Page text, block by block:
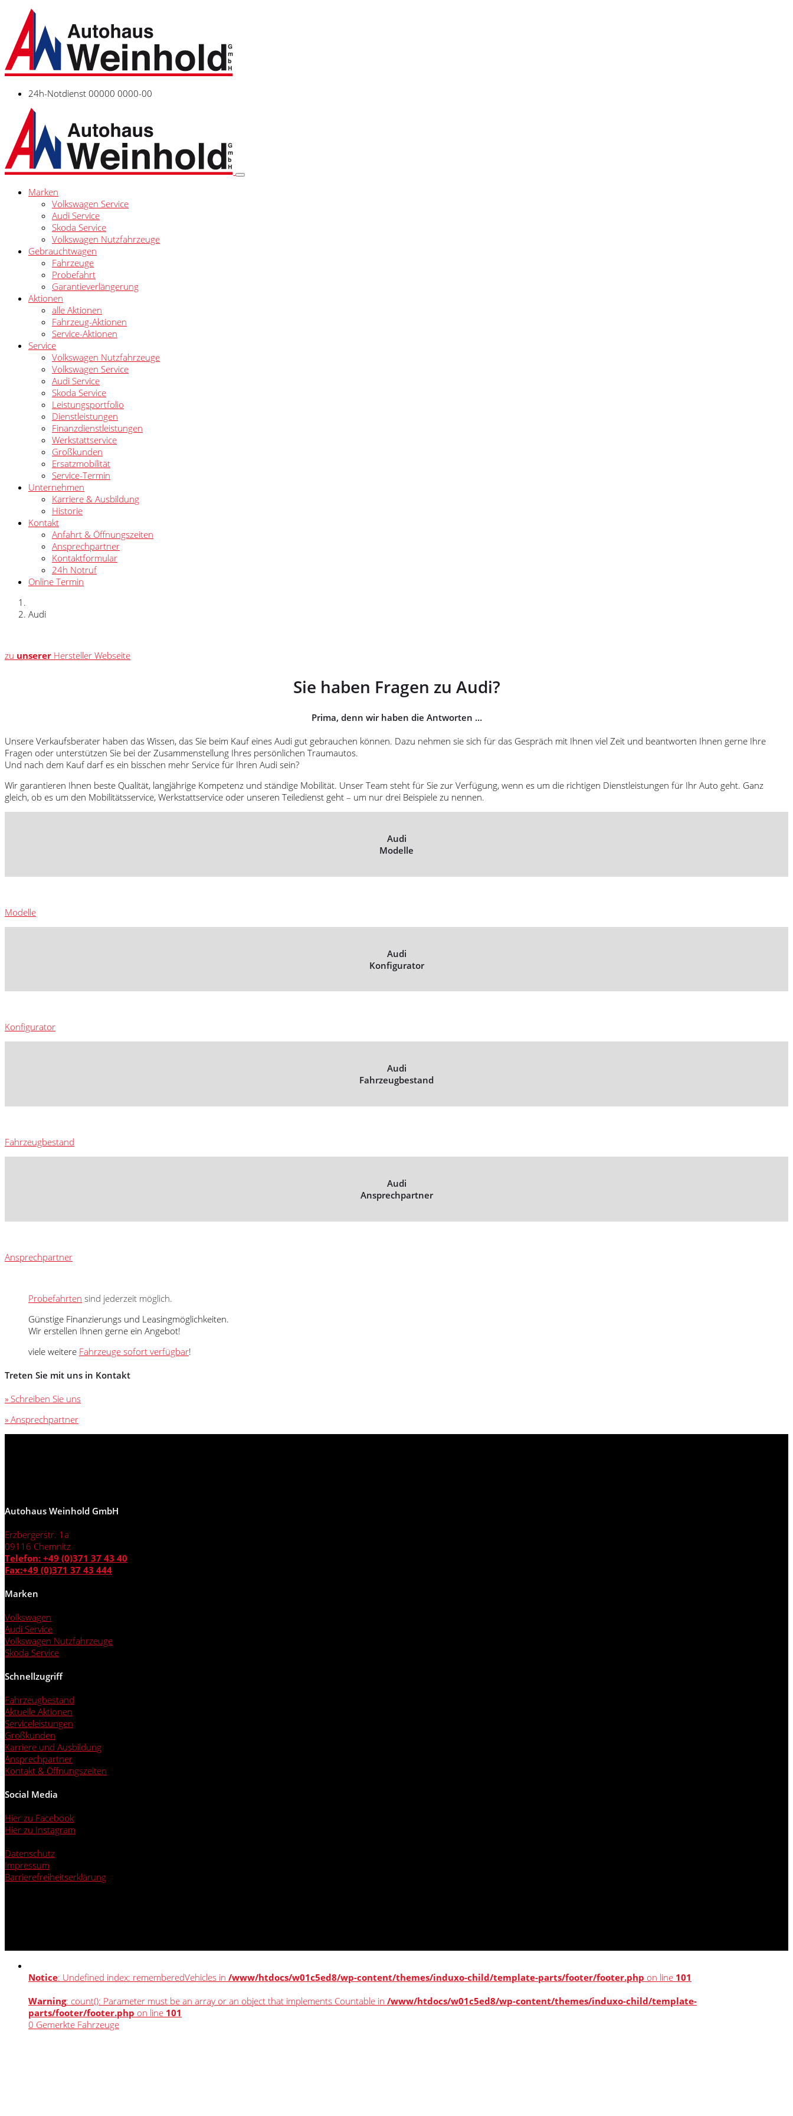
24h-Notdienst 00000 0000-00
Marken
Volkswagen Service
Audi Service
Skoda Service
Volkswagen Nutzfahrzeuge
Gebrauchtwagen
Fahrzeuge
Probefahrt
Garantieverlängerung
Aktionen
alle Aktionen
Fahrzeug-Aktionen
Service-Aktionen
Service
Volkswagen Nutzfahrzeuge
Volkswagen Service
Audi Service
Skoda Service
Leistungsportfolio
Dienstleistungen
Finanzdienstleistungen
Werkstattservice
Großkunden
Ersatzmobilität
Service-Termin
Unternehmen
Karriere & Ausbildung
Historie
Kontakt
Anfahrt & Öffnungszeiten
Ansprechpartner
Kontaktformular
24h Notruf
Online Termin
Audi
zu unserer Hersteller Webseite
Sie haben Fragen zu Audi?
Prima, denn wir haben die Antworten …
Unsere Verkaufsberater haben das Wissen, das Sie beim Kauf eines Audi gut gebrauchen können. Dazu nehmen sie sich für das Gespräch mit Ihnen viel Zeit und beantworten Ihnen gerne Ihre
Fragen oder unterstützen Sie bei der Zusammenstellung Ihres persönlichen Traumautos.
Und nach dem Kauf darf es ein bisschen mehr Service für Ihren Audi sein?
Wir garantieren Ihnen beste Qualität, langjährige Kompetenz und ständige Mobilität. Unser Team steht für Sie zur Verfügung, wenn es um die richtigen Dienstleistungen für Ihr Auto geht. Ganz
gleich, ob es um den Mobilitätsservice, Werkstattservice oder unseren Teiledienst geht – um nur drei Beispiele zu nennen.
Audi
Modelle
Modelle
Audi
Konfigurator
Konfigurator
Audi
Fahrzeugbestand
Fahrzeugbestand
Audi
Ansprechpartner
Ansprechpartner
Probefahrten sind jederzeit möglich.
Günstige Finanzierungs und Leasingmöglichkeiten.
Wir erstellen Ihnen gerne ein Angebot!
viele weitere Fahrzeuge sofort verfügbar!
Treten Sie mit uns in Kontakt
» Schreiben Sie uns
» Ansprechpartner
Autohaus Weinhold GmbH
Erzbergerstr. 1a
09116 Chemnitz
Telefon: +49 (0)371 37 43 40
Fax:+49 (0)371 37 43 444
Marken
Volkswagen
Audi Service
Volkswagen Nutzfahrzeuge
Skoda Service
Schnellzugriff
Fahrzeugbestand
Aktuelle Aktionen
Serviceleistungen
Großkunden
Karriere und Ausbildung
Ansprechpartner
Kontakt & Öffnungszeiten
Social Media
Hier zu Facebook
Hier zu Instagram
Datenschutz
Impressum
Barrierefreiheitserklärung
Notice: Undefined index: rememberedVehicles in /www/htdocs/w01c5ed8/wp-content/themes/induxo-child/template-parts/footer/footer.php on line 101
Warning: count(): Parameter must be an array or an object that implements Countable in /www/htdocs/w01c5ed8/wp-content/themes/induxo-child/template-
parts/footer/footer.php on line 101
0 Gemerkte Fahrzeuge